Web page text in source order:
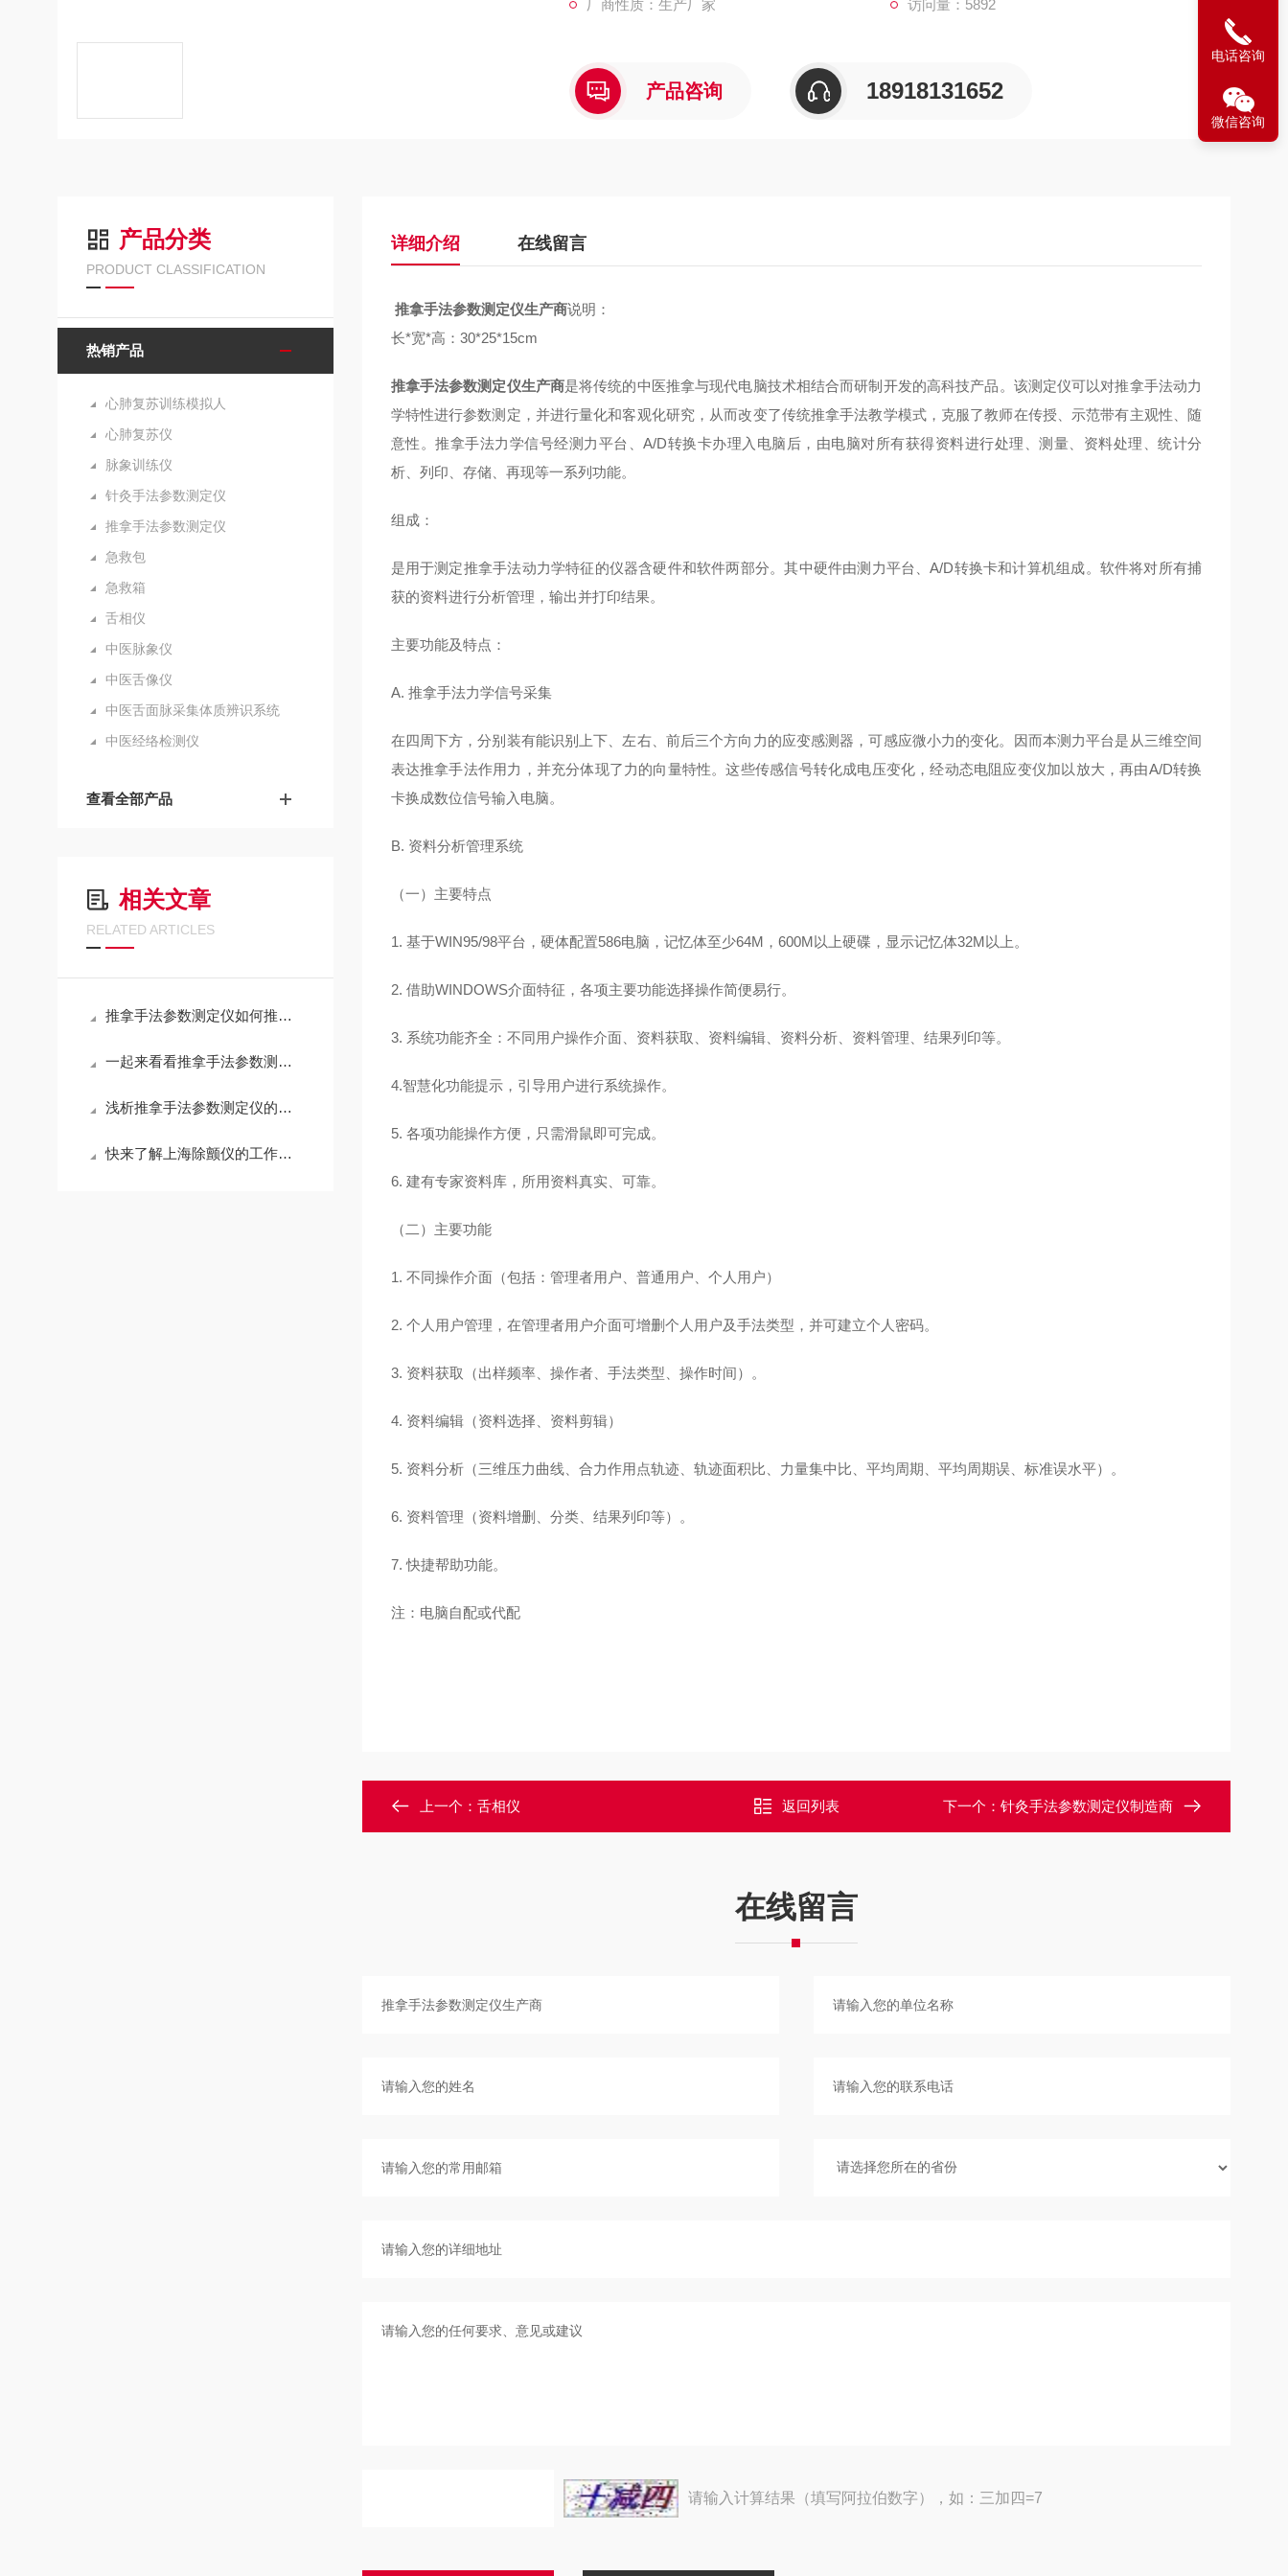
厂商性质：生产厂家 访问量：5892
产品咨询 18918131652
产品分类
PRODUCT CLASSIFICATION
热销产品
心肺复苏训练模拟人
心肺复苏仪
脉象训练仪
针灸手法参数测定仪
推拿手法参数测定仪
急救包
急救箱
舌相仪
中医脉象仪
中医舌像仪
中医舌面脉采集体质辨识系统
中医经络检测仪
查看全部产品
相关文章
RELATED ARTICLES
推拿手法参数测定仪如何推动中医现代化
一起来看看推拿手法参数测定仪的主要特点
浅析推拿手法参数测定仪的主要功能
快来了解上海除颤仪的工作原理
详细介绍 在线留言
推拿手法参数测定仪生产商说明：
长*宽*高：30*25*15cm
推拿手法参数测定仪生产商是将传统的中医推拿与现代电脑技术相结合而研制开发的高科技产品。该测定仪可以对推拿手法动力
学特性进行参数测定，并进行量化和客观化研究，从而改变了传统推拿手法教学模式，克服了教师在传授、示范带有主观性、随
意性。推拿手法力学信号经测力平台、A/D转换卡办理入电脑后，由电脑对所有获得资料进行处理、测量、资料处理、统计分
析、列印、存储、再现等一系列功能。
组成：
是用于测定推拿手法动力学特征的仪器含硬件和软件两部分。其中硬件由测力平台、A/D转换卡和计算机组成。软件将对所有捕
获的资料进行分析管理，输出并打印结果。
主要功能及特点：
A. 推拿手法力学信号采集
在四周下方，分别装有能识别上下、左右、前后三个方向力的应变感测器，可感应微小力的变化。因而本测力平台是从三维空间
表达推拿手法作用力，并充分体现了力的向量特性。这些传感信号转化成电压变化，经动态电阻应变仪加以放大，再由A/D转换
卡换成数位信号输入电脑。
B. 资料分析管理系统
（一）主要特点
1. 基于WIN95/98平台，硬体配置586电脑，记忆体至少64M，600M以上硬碟，显示记忆体32M以上。
2. 借助WINDOWS介面特征，各项主要功能选择操作简便易行。
3. 系统功能齐全：不同用户操作介面、资料获取、资料编辑、资料分析、资料管理、结果列印等。
4.智慧化功能提示，引导用户进行系统操作。
5. 各项功能操作方便，只需滑鼠即可完成。
6. 建有专家资料库，所用资料真实、可靠。
（二）主要功能
1. 不同操作介面（包括：管理者用户、普通用户、个人用户）
2. 个人用户管理，在管理者用户介面可增删个人用户及手法类型，并可建立个人密码。
3. 资料获取（出样频率、操作者、手法类型、操作时间）。
4. 资料编辑（资料选择、资料剪辑）
5. 资料分析（三维压力曲线、合力作用点轨迹、轨迹面积比、力量集中比、平均周期、平均周期误、标准误水平）。
6. 资料管理（资料增删、分类、结果列印等）。
7. 快捷帮助功能。
注：电脑自配或代配
上一个： 舌相仪 返回列表 下一个： 针灸手法参数测定仪制造商
在线留言
请输入计算结果（填写阿拉伯数字），如：三加四=7
电话咨询
微信咨询